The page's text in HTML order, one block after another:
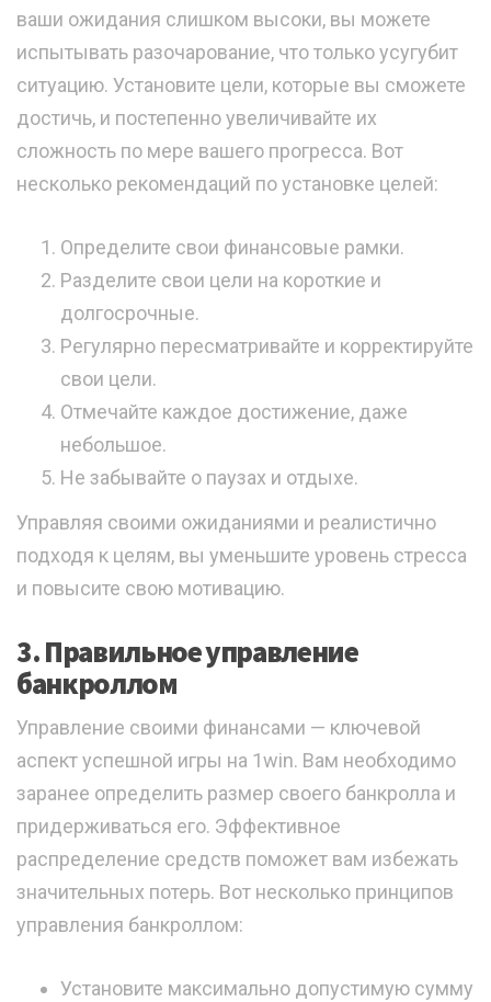
ваши ожидания слишком высоки, вы можете
испытывать разочарование, что только усугубит
ситуацию. Установите цели, которые вы сможете
достичь, и постепенно увеличивайте их
сложность по мере вашего прогресса. Вот
несколько рекомендаций по установке целей:
Определите свои финансовые рамки.
Разделите свои цели на короткие и
долгосрочные.
Регулярно пересматривайте и корректируйте
свои цели.
Отмечайте каждое достижение, даже
небольшое.
Не забывайте о паузах и отдыхе.
Управляя своими ожиданиями и реалистично
подходя к целям, вы уменьшите уровень стресса
и повысите свою мотивацию.
3. Правильное управление
банкроллом
Управление своими финансами — ключевой
аспект успешной игры на 1win. Вам необходимо
заранее определить размер своего банкролла и
придерживаться его. Эффективное
распределение средств поможет вам избежать
значительных потерь. Вот несколько принципов
управления банкроллом:
Установите максимально допустимую сумму